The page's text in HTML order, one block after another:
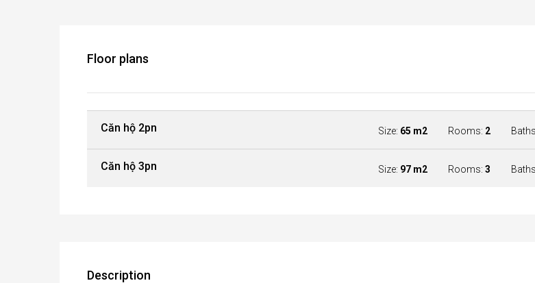
Floor plans
Căn hộ 2pn Size: 65 m2 Rooms: 2
Căn hộ 3pn Size: 97 m2 Rooms: 3
Description